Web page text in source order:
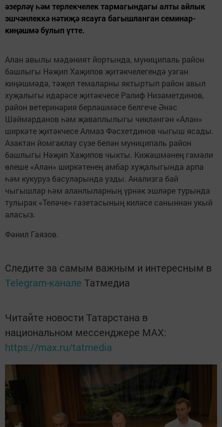
әзерләү һәм терлекчелек тармагындагы алты айлык
эшчәнлеккә нәтиҗә ясауга багышланган семинар-
киңәшмә булып үтте.
Алан авылы мәдәният йортында, муниципаль район
башлыгы Нәҗип Хаҗипов җитәкчелегендә узган
киңәшмәдә, тәҗел темаларны яктыртып район авыл
хуҗалыгы идарәсе җитәкчесе Ралиф Низаметдинов,
район ветеринария берләшмәсе белгече Әнәс
Шәймәрданов һәм җаваплылыгы чикләнгән «Алан»
ширкәте җитәкчесе Алмаз Фәсхетдинов чыгыш ясады.
Азактан йомгаклау сүзе белән муниципаль район
башлыгы Нәҗип Хаҗипов чыкты. Кижәшмәнең гамәли
өлеше «Алан» ширкәтенең амбар хуҗалыгында арпа
һәм кукуруз басуларында узды. Анализга бай
чыгышлар һәм аланлыларның үрнәк эшләре турында
тулырак «Теләче» газетасының киләсе саныннан укый
аласыз.
Фәнил Гаязов.
Следите за самым важным и интересным в
Telegram-канале Татмедиа
Читайте новости Татарстана в
национальном мессенджере MАХ:
https://max.ru/tatmedia